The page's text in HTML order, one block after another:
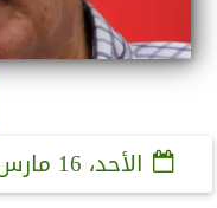
الأحد، 16 مارس 2025